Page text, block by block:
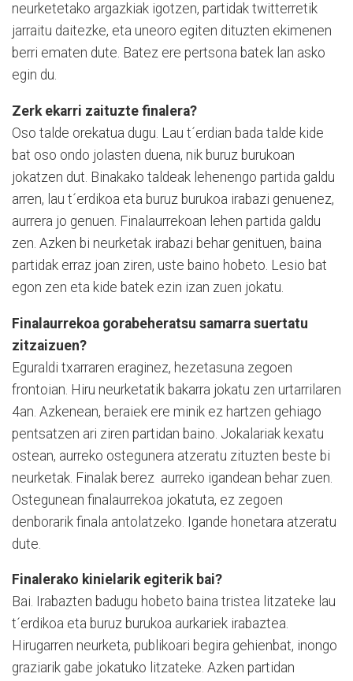
neurketetako argazkiak igotzen, partidak twitterretik
jarraitu daitezke, eta uneoro egiten dituzten ekimenen
berri ematen dute. Batez ere pertsona batek lan asko
egin du.
Zerk ekarri zaituzte finalera?
Oso talde orekatua dugu. Lau t´erdian bada talde kide
bat oso ondo jolasten duena, nik buruz burukoan
jokatzen dut. Binakako taldeak lehenengo partida galdu
arren, lau t´erdikoa eta buruz burukoa irabazi genuenez,
aurrera jo genuen. Finalaurrekoan lehen partida galdu
zen. Azken bi neurketak irabazi behar genituen, baina
partidak erraz joan ziren, uste baino hobeto. Lesio bat
egon zen eta kide batek ezin izan zuen jokatu.
Finalaurrekoa gorabeheratsu samarra suertatu
zitzaizuen?
Eguraldi txarraren eraginez, hezetasuna zegoen
frontoian. Hiru neurketatik bakarra jokatu zen urtarrilaren
4an. Azkenean, beraiek ere minik ez hartzen gehiago
pentsatzen ari ziren partidan baino. Jokalariak kexatu
ostean, aurreko ostegunera atzeratu zituzten beste bi
neurketak. Finalak berez aurreko igandean behar zuen.
Ostegunean finalaurrekoa jokatuta, ez zegoen
denborarik finala antolatzeko. Igande honetara atzeratu
dute.
Finalerako kinielarik egiterik bai?
Bai. Irabazten badugu hobeto baina tristea litzateke lau
t´erdikoa eta buruz burukoa aurkariek irabaztea.
Hirugarren neurketa, publikoari begira gehienbat, inongo
graziarik gabe jokatuko litzateke. Azken partidan